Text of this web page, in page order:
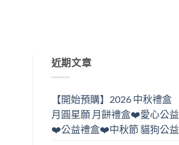
近期文章
【開始預購】2026 中秋禮盒
月圓星願 月餅禮盒❤️愛心公益
❤️公益禮盒❤️中秋節 貓狗公益